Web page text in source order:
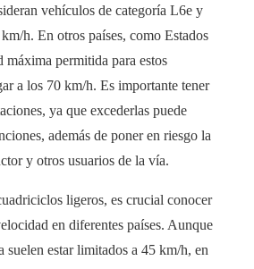
vehículos de categoría L6e y
h. En otros países, como Estados
permitida para estos
a los 70 km/h. Es importante tener
ya que excederlas puede
además de poner en riesgo la
y otros usuarios de la vía.
ligeros, es crucial conocer
en diferentes países. Aunque
suelen estar limitados a 45 km/h, en